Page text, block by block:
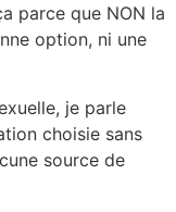
parce que NON la
option, ni une
je parle
choisie sans
source de